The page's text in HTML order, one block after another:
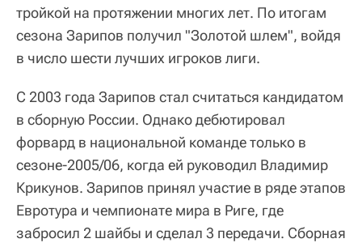
тройкой на протяжении многих лет. По итогам
сезона Зарипов получил "Золотой шлем", войдя
в число шести лучших игроков лиги.
С 2003 года Зарипов стал считаться кандидатом
в сборную России. Однако дебютировал
форвард в национальной команде только в
сезоне-2005/06, когда ей руководил Владимир
Крикунов. Зарипов принял участие в ряде этапов
Евротура и чемпионате мира в Риге, где
забросил 2 шайбы и сделал 3 передачи. Сборная